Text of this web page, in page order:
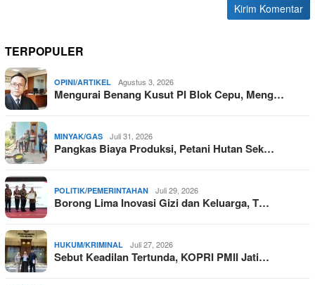
TERPOPULER
OPINI/ARTIKEL Agustus 3, 2026
Mengurai Benang Kusut PI Blok Cepu, Meng…
MINYAK/GAS Juli 31, 2026
Pangkas Biaya Produksi, Petani Hutan Sek…
POLITIK/PEMERINTAHAN Juli 29, 2026
Borong Lima Inovasi Gizi dan Keluarga, T…
HUKUM/KRIMINAL Juli 27, 2026
Sebut Keadilan Tertunda, KOPRI PMII Jati…